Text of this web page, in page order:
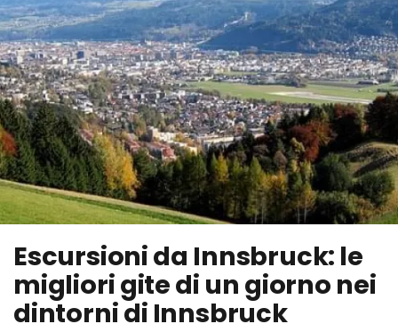
Escursioni da Innsbruck: le
migliori gite di un giorno nei
dintorni di Innsbruck